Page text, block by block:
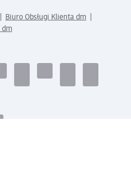
Biuro Obsługi Klienta dm
dm